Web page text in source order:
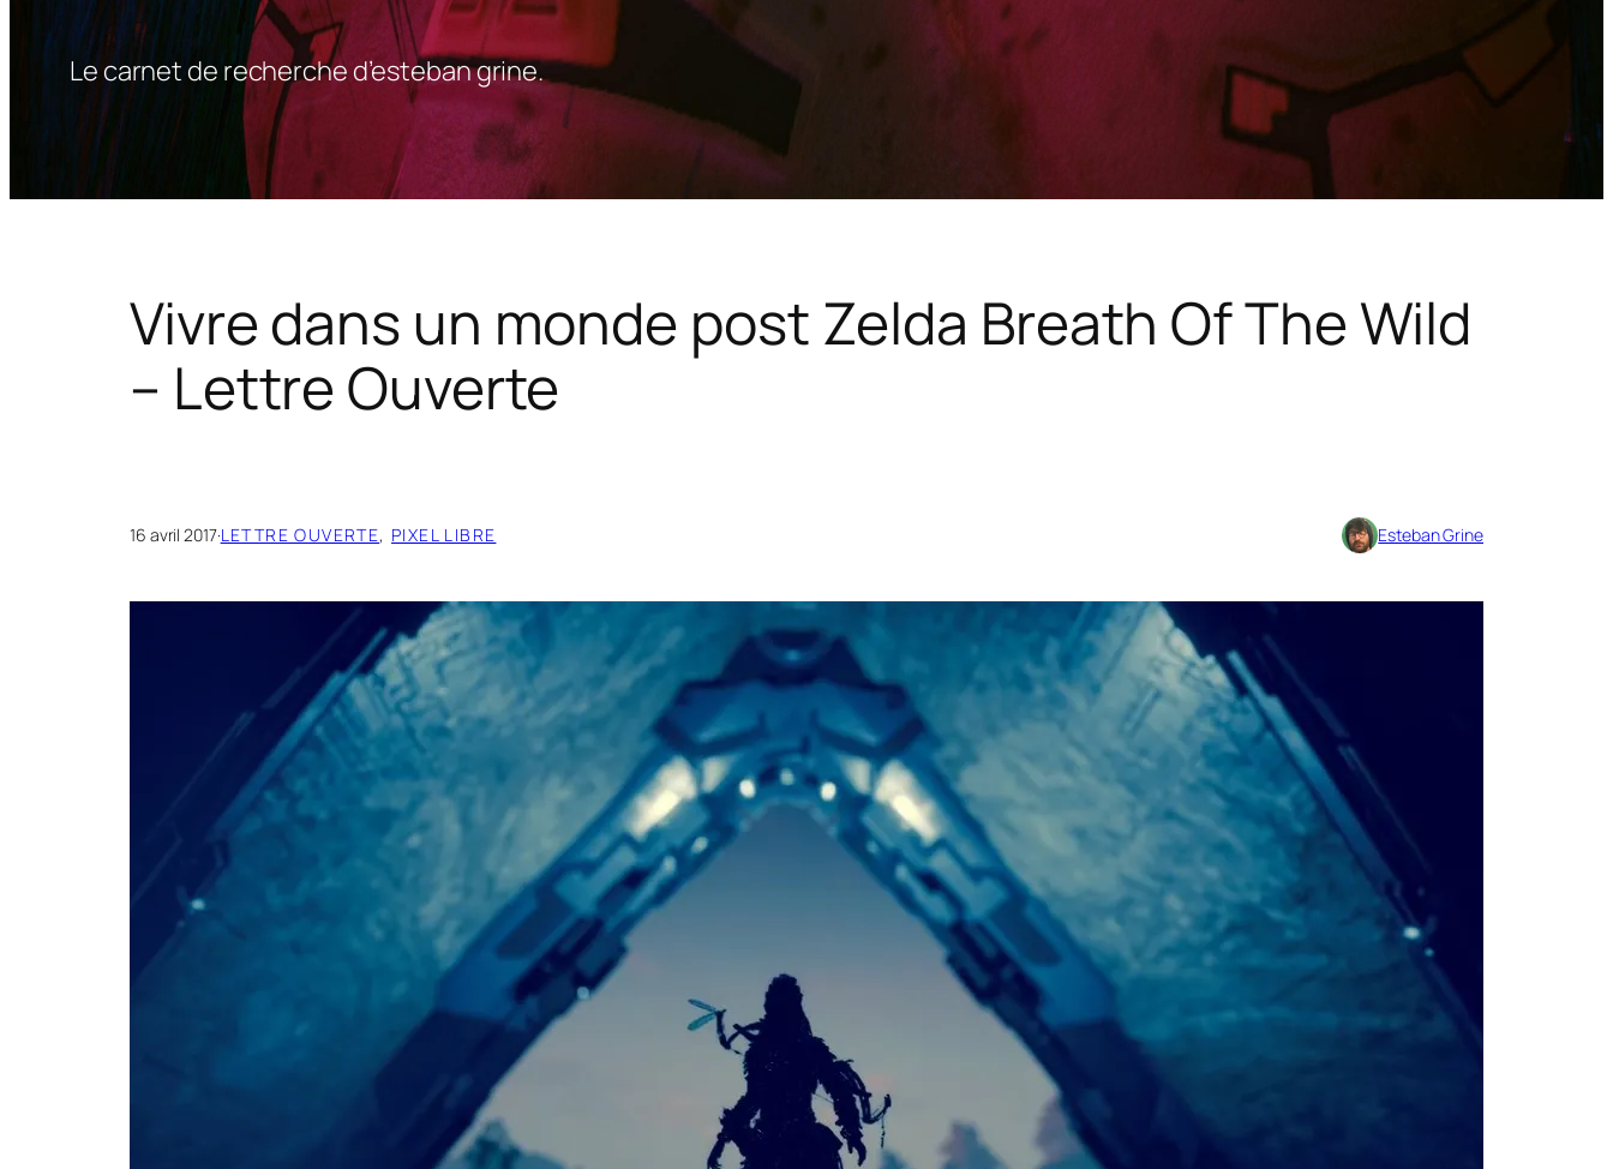
Le carnet de recherche d’esteban grine.
Vivre dans un monde post Zelda Breath Of The Wild
– Lettre Ouverte
16 avril 2017·LETTRE OUVERTE, PIXEL LIBRE Esteban Grine